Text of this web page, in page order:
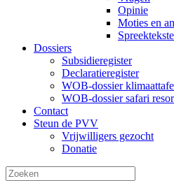
Opinie
Moties en
Dossiers
Subsidieregister
Declaratieregister
WOB-dossier
WOB-dossier safari
Contact
Steun de PVV
Vrijwilligers gezocht
Donatie